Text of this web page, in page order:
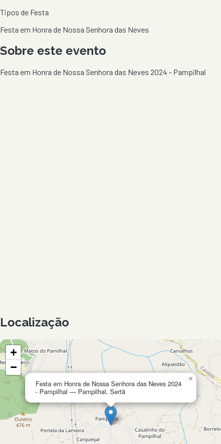
Tipos de Festa
Festa em Honra de Nossa Senhora das Neves
Sobre este evento
Festa em Honra de Nossa Senhora das Neves 2024 - Pampilhal
Localização
Festa em Honra de Nossa Senhora das Neves 2024
- Pampilhal — Pampilhal, Sertã
×
+
−